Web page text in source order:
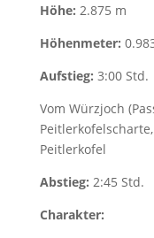
Höhe: 2.875 m
Höhenmeter:
Aufstieg: 3:00 Std.
Vom Würzjoch
Peitlerkofel
Abstieg: 2:45 Std.
Charakter: